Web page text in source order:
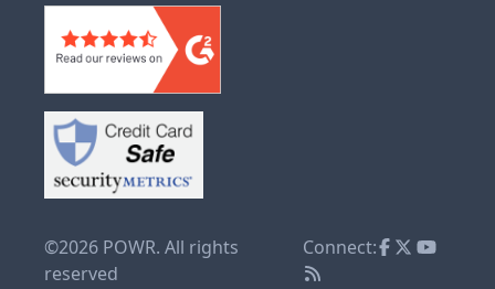
©2026 POWR. All rights
reserved
Connect: